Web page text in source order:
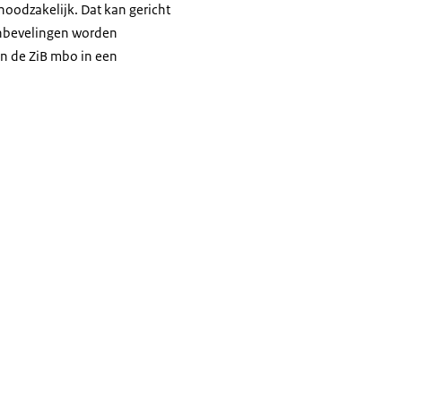
Dat kan gericht
worden
de ZiB mbo in een